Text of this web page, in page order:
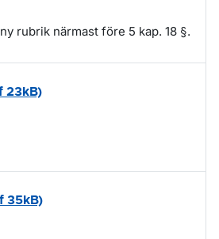
rubrik närmast före 5 kap. 18 §.
23kB)
35kB)